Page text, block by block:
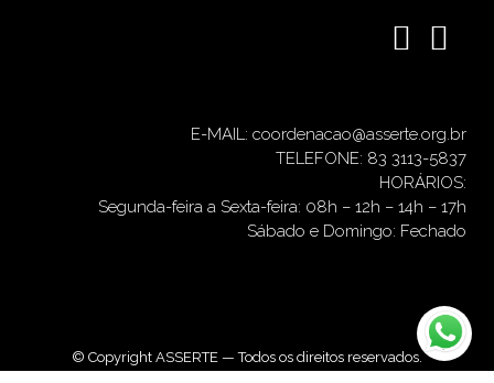
E-MAIL: coordenacao@asserte.org.br
TELEFONE: 83 3113-5837
HORÁRIOS:
Segunda-feira a Sexta-feira: 08h – 12h – 14h – 17h
Sábado e Domingo: Fechado
© Copyright ASSERTE — Todos os direitos reservados.